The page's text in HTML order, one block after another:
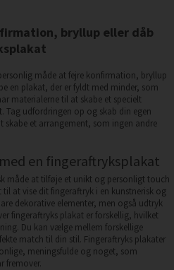
bryllup eller dåb
måde at fejre konfirmation, bryllup
en plakat, der er fyldt med minder, som
materialerne til at skabe et specielt
Tag udfordringen op og skab din egen
skabe et arrangement, som ingen andre
en fingeraftryksplakat
måde at tilføje et unikt og personligt touch
at vise dit fingeraftryk i en kunstnerisk og
dekorative elementer, men også udtryk
fingeraftryks plakat er forskellig, hvilket
Du kan vælge mellem forskellige
match til din stil. Fingeraftryks plakater
meningsfulde og noget, som
fremover.